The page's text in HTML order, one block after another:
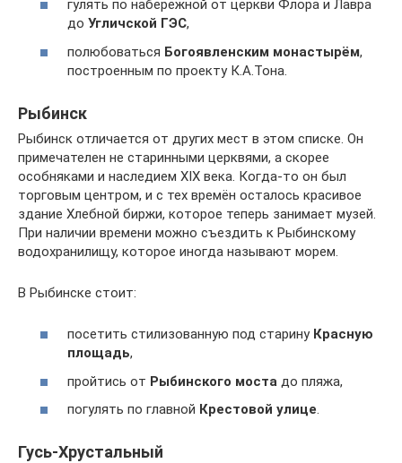
гулять по набережной от церкви Флора и Лавра
до Угличской ГЭС,
полюбоваться Богоявленским монастырём,
построенным по проекту К.А.Тона.
Рыбинск
Рыбинск отличается от других мест в этом списке. Он
примечателен не старинными церквями, а скорее
особняками и наследием XIX века. Когда-то он был
торговым центром, и с тех времён осталось красивое
здание Хлебной биржи, которое теперь занимает музей.
При наличии времени можно съездить к Рыбинскому
водохранилищу, которое иногда называют морем.
В Рыбинске стоит:
посетить стилизованную под старину Красную
площадь,
пройтись от Рыбинского моста до пляжа,
погулять по главной Крестовой улице.
Гусь-Хрустальный